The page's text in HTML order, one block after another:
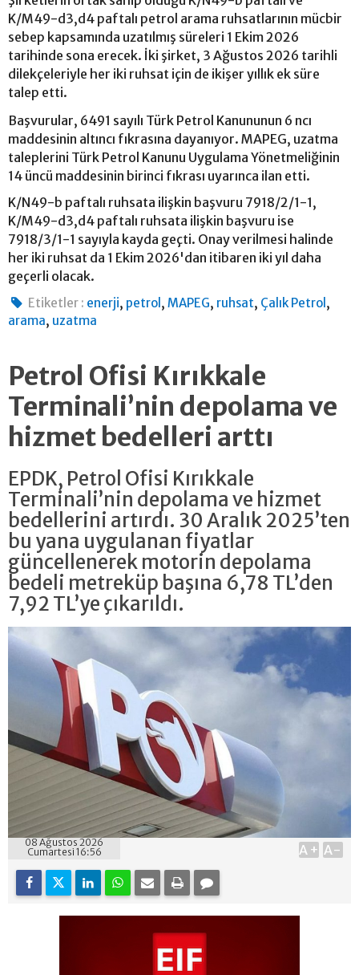
K/M49-d3,d4 paftalı petrol arama ruhsatlarının mücbir
sebep kapsamında uzatılmış süreleri 1 Ekim 2026
tarihinde sona erecek. İki şirket, 3 Ağustos 2026 tarihli
dilekçeleriyle her iki ruhsat için de ikişer yıllık ek süre
talep etti.
Başvurular, 6491 sayılı Türk Petrol Kanununun 6 ncı
maddesinin altıncı fıkrasına dayanıyor. MAPEG, uzatma
taleplerini Türk Petrol Kanunu Uygulama Yönetmeliğinin
14 üncü maddesinin birinci fıkrası uyarınca ilan etti.
K/N49-b paftalı ruhsata ilişkin başvuru 7918/2/1-1,
K/M49-d3,d4 paftalı ruhsata ilişkin başvuru ise
7918/3/1-1 sayıyla kayda geçti. Onay verilmesi halinde
her iki ruhsat da 1 Ekim 2026'dan itibaren iki yıl daha
geçerli olacak.
Etiketler : enerji, petrol ,MAPEG, ruhsat, Çalık Petrol ,
arama, uzatma
Petrol Ofisi Kırıkkale
Terminali’nin depolama ve
hizmet bedelleri arttı
EPDK, Petrol Ofisi Kırıkkale
Terminali’nin depolama ve hizmet
bedellerini artırdı. 30 Aralık 2025’ten
bu yana uygulanan fiyatlar
güncellenerek motorin depolama
bedeli metreküp başına 6,78 TL’den
7,92 TL’ye çıkarıldı.
08 Ağustos 2026
Cumartesi 16:56
A+ A-